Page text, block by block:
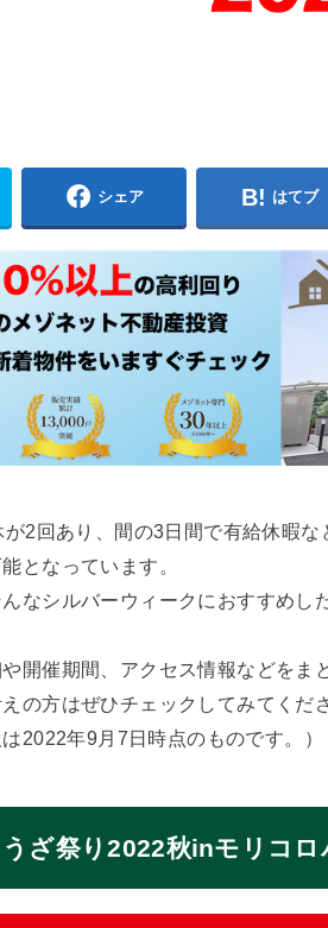
シェア はてブ
2回あり、間の3日間で有給休暇
となっています。
なシルバーウィークにおすすめし
開催期間、アクセス情報などをま
の方はぜひチェックしてみてくだ
は2022年9月7日時点のものです。）
ざ祭り2022秋inモリコロ